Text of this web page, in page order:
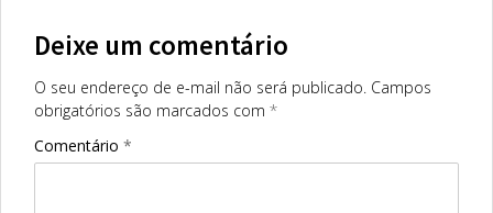
Deixe um comentário
O seu endereço de e-mail não será publicado. Campos
obrigatórios são marcados com *
Comentário *